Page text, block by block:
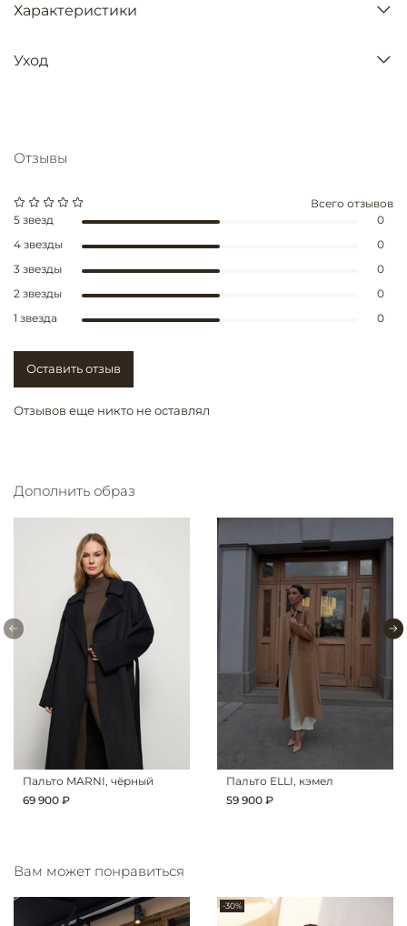
Характеристики
Уход
Отзывы
Отзывов еще никто не оставлял
Всего отзывов
5 звезд
0
4 звезды
0
3 звезды
0
2 звезды
0
1 звезда
0
Оставить отзыв
Дополнить образ
Пальто MARNI, чёрный
69 900 ₽
Пальто ELLI, кэмел
59 900 ₽
Вам может понравиться
-30%